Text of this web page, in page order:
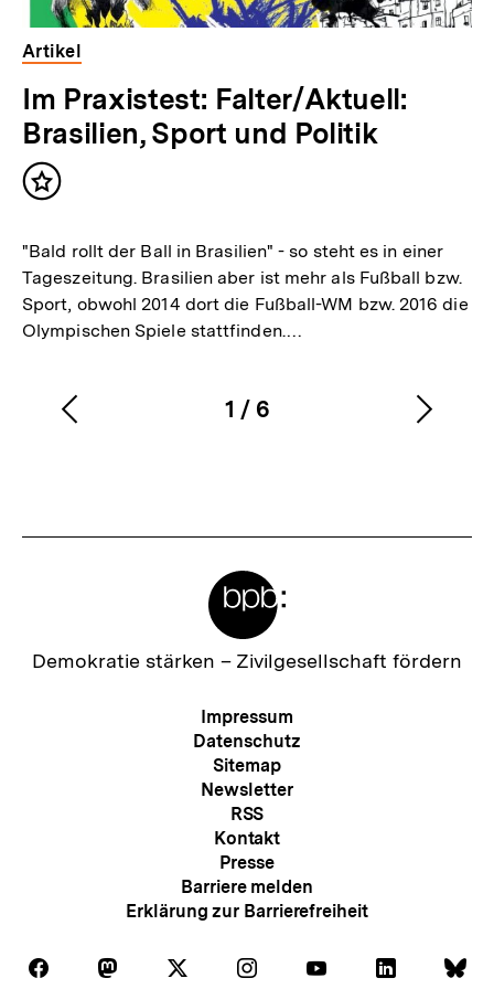
Artikel
Im Praxistest: Falter/Aktuell:
Brasilien, Sport und Politik
Inhalt
"Bald rollt der Ball in Brasilien" - so steht es in einer
Tageszeitung. Brasilien aber ist mehr als Fußball bzw.
Sport, obwohl 2014 dort die Fußball-WM bzw. 2016 die
Olympischen Spiele stattfinden.…
Karussellinhalt
1
von
/ 6
Vorherigen
Zur
Demokratie stärken – Zivilgesellschaft fördern
Meta-
Navigation
Impressum
Datenschutz
Sitemap
Newsletter
RSS
Kontakt
Presse
Barriere melden
Erklärung zur Barrierefreiheit
Folgen
Auf
Folgen Folgen Folgen
Auf
Folgen Folgen